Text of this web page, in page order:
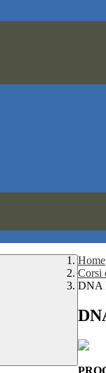
Home
Corsi
DNA